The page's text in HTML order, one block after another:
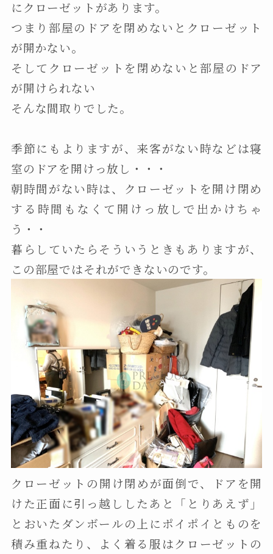
にクローゼットがあります。
つまり部屋のドアを閉めないとクローゼット
が開かない。
そしてクローゼットを閉めないと部屋のドア
が開けられない
そんな間取りでした。
季節にもよりますが、来客がない時などは寝
室のドアを開けっ放し・・・
朝時間がない時は、クローゼットを開け閉め
する時間もなくて開けっ放しで出かけちゃ
う・・
暮らしていたらそういうときもありますが、
この部屋ではそれができないのです。
クローゼットの開け閉めが面倒で、ドアを開
けた正面に引っ越ししたあと「とりあえず」
とおいたダンボールの上にポイポイとものを
積み重ねたり、よく着る服はクローゼットの